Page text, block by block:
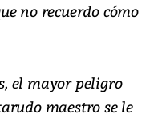
no recuerdo cómo
el mayor peligro
maestro se le